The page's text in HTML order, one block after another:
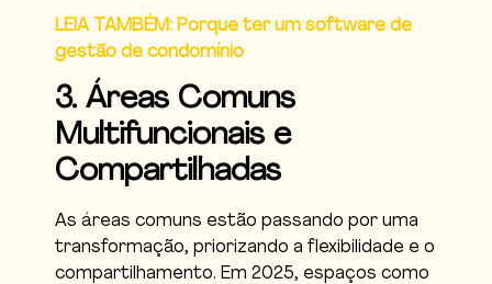
LEIA TAMBÉM: Porque ter um software de
gestão de condomínio
3. Áreas Comuns
Multifuncionais e
Compartilhadas
As áreas comuns estão passando por uma
transformação, priorizando a flexibilidade e o
compartilhamento. Em 2025, espaços como